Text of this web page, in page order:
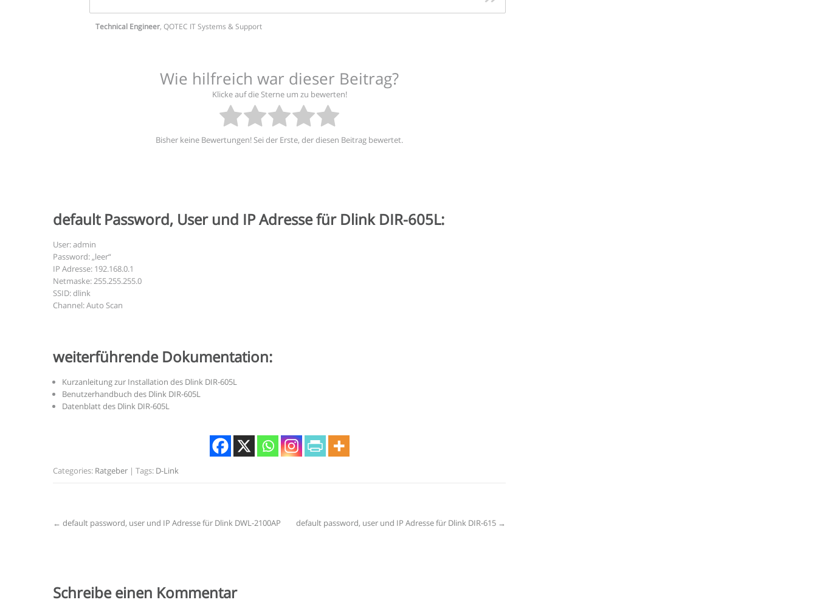
Technical Engineer, QOTEC IT Systems & Support
Wie hilfreich war dieser Beitrag?
Klicke auf die Sterne um zu bewerten!
Bisher keine Bewertungen! Sei der Erste, der diesen Beitrag bewertet.
default Password, User und IP Adresse für Dlink DIR-605L:
User: admin
Password: „leer“
IP Adresse: 192.168.0.1
Netmaske: 255.255.255.0
SSID: dlink
Channel: Auto Scan
weiterführende Dokumentation:
Kurzanleitung zur Installation des Dlink DIR-605L
Benutzerhandbuch des Dlink DIR-605L
Datenblatt des Dlink DIR-605L
Categories: Ratgeber | Tags: D-Link
Post
← default password, user und IP Adresse für Dlink DWL-2100AP default password, user und IP Adresse für Dlink DIR-615 →
Schreibe einen Kommentar